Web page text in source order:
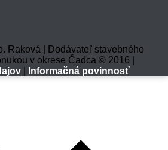
Raková | Dodávateľ stavebného
v okrese Čadca © 2016 |
Informačná povinnosť